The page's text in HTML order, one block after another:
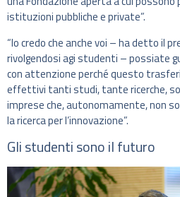
istituzioni pubbliche e private”.
“Io credo che anche voi – ha detto il
rivolgendosi agi studenti – possiate
con attenzione perché questo
effettivi tanti studi, tante ricerche,
imprese che, autonomamente, non
la ricerca per l’innovazione”.
Gli studenti sono il futuro